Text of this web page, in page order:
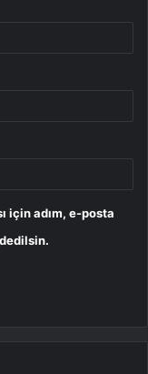
için adım, e-posta